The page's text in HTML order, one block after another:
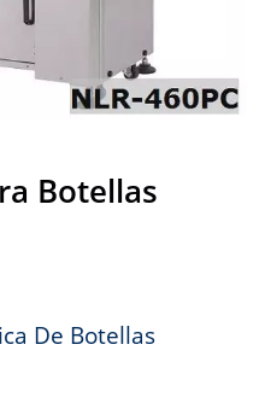
Botellas
De Botellas